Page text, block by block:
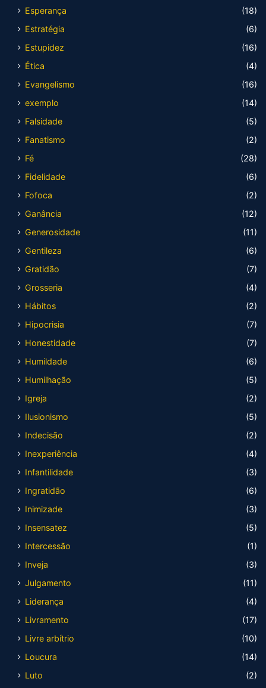
Esperança
(18)
Estratégia
(6)
Estupidez
(16)
Ética
(4)
Evangelismo
(16)
exemplo
(14)
Falsidade
(5)
Fanatismo
(2)
Fé
(28)
Fidelidade
(6)
Fofoca
(2)
Ganância
(12)
Generosidade
(11)
Gentileza
(6)
Gratidão
(7)
Grosseria
(4)
Hábitos
(2)
Hipocrisia
(7)
Honestidade
(7)
Humildade
(6)
Humilhação
(5)
Igreja
(2)
Ilusionismo
(5)
Indecisão
(2)
Inexperiência
(4)
Infantilidade
(3)
Ingratidão
(6)
Inimizade
(3)
Insensatez
(5)
Intercessão
(1)
Inveja
(3)
Julgamento
(11)
Liderança
(4)
Livramento
(17)
Livre arbítrio
(10)
Loucura
(14)
Luto
(2)